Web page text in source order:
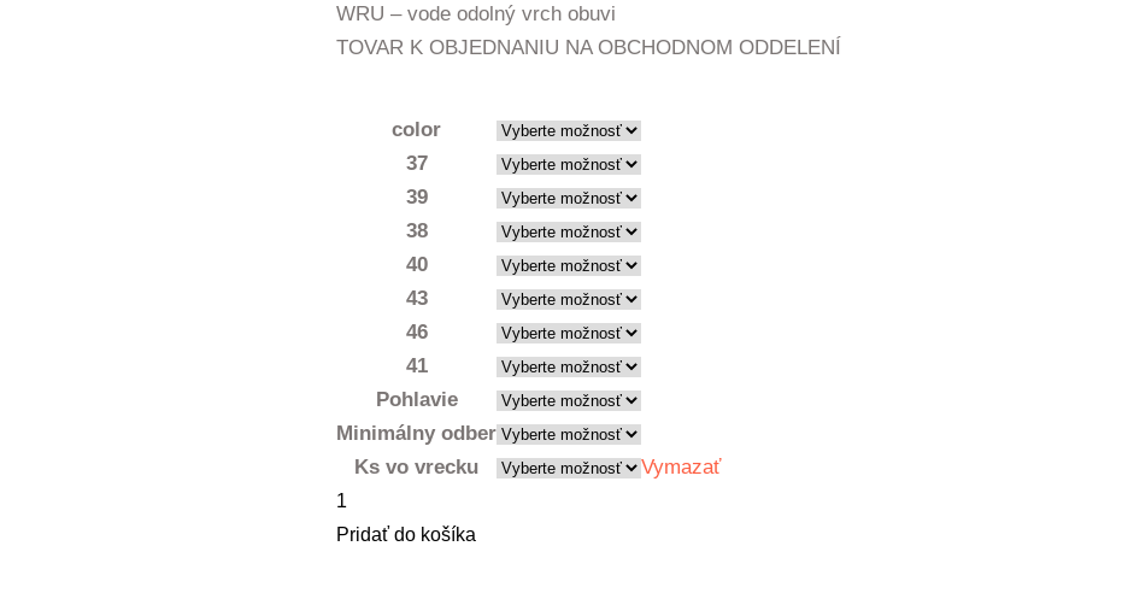
WRU – vode odolný vrch obuvi
TOVAR K OBJEDNANIU NA OBCHODNOM ODDELENÍ
color
37
39
38
40
43
46
41
Pohlavie
Minimálny odber
Ks vo vrecku
Vymazať
množstvo
Členkové
Pridať do košíka